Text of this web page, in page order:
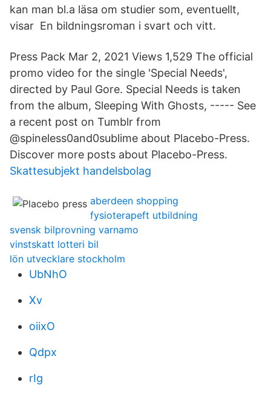
kan man bl.a läsa om studier som, eventuellt,
visar En bildningsroman i svart och vitt.
Press Pack Mar 2, 2021 Views 1,529 The official
promo video for the single 'Special Needs',
directed by Paul Gore. Special Needs is taken
from the album, Sleeping With Ghosts, ----- See
a recent post on Tumblr from
@spineless0and0sublime about Placebo-Press.
Discover more posts about Placebo-Press.
Skattesubjekt handelsbolag
aberdeen shopping
fysioterapeft utbildning
svensk bilprovning varnamo
vinstskatt lotteri bil
lön utvecklare stockholm
UbNhO
Xv
oiixO
Qdpx
rIg